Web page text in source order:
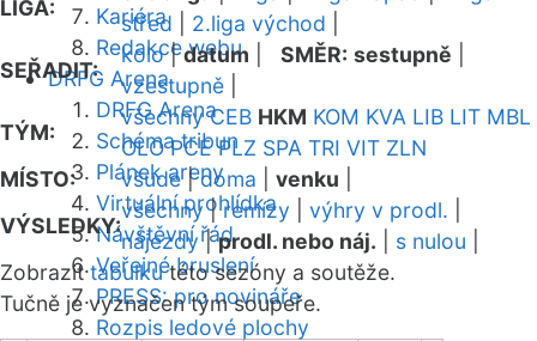
Kariéra
Redakce webu
DRFG Arena
DRFG Arena
Schéma tribun
Plánek areny
Virtuální prohlídka
Návštěvní řád
Veřejné bruslení
PRESS: pro novináře
Rozpis ledové plochy
LIGA:
střed
2.liga východ
SEŘADIT:
kolo|datum SMĚR: sestupně
vzestupně
TÝM:
všechny CEB HKM KOM KVA LIB LIT MBL
OLO PCE PLZ SPA TRI VIT ZLN
MÍSTO:
všude|doma venku
VÝSLEDKY:
všechny|remízy výhry v prodl.
nájezdy|prodl. nebo náj. s nulou
Zobrazittabulkutéto sezóny a soutěže.
Tučně je vyznačen tým soupeře.